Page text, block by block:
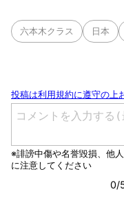
六本木クラス 日本